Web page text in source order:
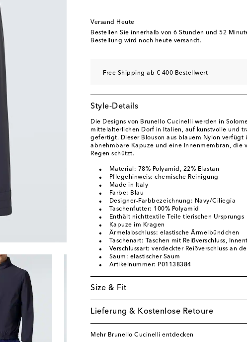
Versand Heute
Bestellen Sie innerhalb von 6 Stunden und 52
Bestellung wird noch heute versandt.
Free Shipping ab € 400 Bestellwert
Style-Details
Die Designs von Brunello Cucinelli werden in
mittelalterlichen Dorf in Italien, auf kunstvolle und
gefertigt. Dieser Blouson aus blauem Nylon verfügt
abnehmbare Kapuze und eine Innenmembran, die
Regen schützt.
Material: 78% Polyamid, 22% Elastan
Pflegehinweis: chemische Reinigung
Made in Italy
Farbe: Blau
Designer-Farbbezeichnung: Navy/Ciliegia
Taschenfutter: 100% Polyamid
Enthält nichttextile Teile tierischen Ursprungs
Kapuze im Kragen
Ärmelabschluss: elastische Ärmelbündchen
Taschenart: Taschen mit Reißverschluss,
Verschlussart: verdeckter Reißverschluss an
Saum: elastischer Saum
Artikelnummer: P01138384
Size & Fit
Lieferung & Kostenlose Retoure
Mehr Brunello Cucinelli entdecken